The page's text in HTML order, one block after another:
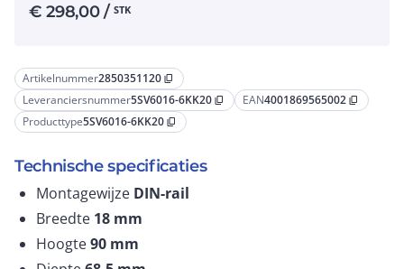
Artikelnummer2850351120 content_copy
Leveranciersnummer5SV6016-6KK20 content_copy EAN4001869565002 content_copy
Producttype5SV6016-6KK20 content_copy
Technische specificaties
Montagewijze DIN-rail
Breedte 18 mm
Hoogte90 mm
€298,00/ STK